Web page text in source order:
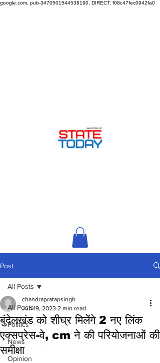
google.com, pub-3470501544538190, DIRECT, f08c47fec0942fa0
Post
All Posts
Politics
News
Opinion
All Posts
बुंदेलखंड को शीघ्र मिलेंगे 2 नए लिंक
एक्सप्रेस-वे, cm ने की परियोजनाओं की
समीक्षा
chandrapratapsingh
Jun 19, 2023 2 min read